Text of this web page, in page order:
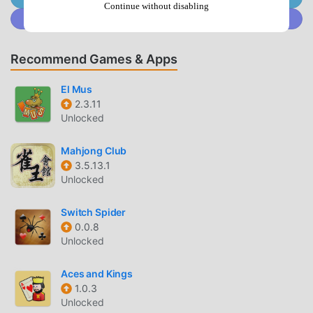
تورنمنت حکم ورق🚩فال پاسور ( پاستور )🚩Play Pasur Shelem
☕️ بازی فکری پاسور سلطان شلم و سلطان حکم رو به بقیه معرفی
کن، باهم کل کل کنید.Join the largest online Shelem and
Hokm pasor community in the world. Challenge hundreds
of Shelem Hokm pasor players to gain the ranking you
deserve. Modern design, intelligent brain and it is totally
free. Download Pasur Shelem game.
سلطان شلم As a very popular card game recently, it gained
a lot of fans all over the world who love card games. If you
apk free game download site -- moddroid is Your best
choice. moddroid not only provides you with the latest
version of سلطان شلم 1.18.5 for free, but also provides
mechanical task in the game, so you can focus on enjoying
the joy brought by the game itself. moddroid promises that
Recommend Games & Apps
El Mus
2.3.11
Unlocked
Mahjong Club
3.5.13.1
Unlocked
Switch Spider
0.0.8
Unlocked
Aces and Kings
1.0.3
Unlocked
Continue without disabling